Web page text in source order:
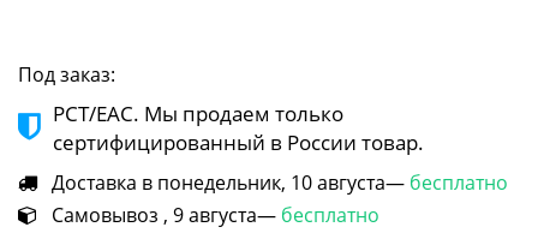
Под заказ:
РСТ/ЕАС. Мы продаем только
сертифицированный в России товар.
Доставка в понедельник, 10 августа— бесплатно
Самовывоз , 9 августа— бесплатно